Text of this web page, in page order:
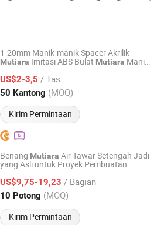
1-20mm Manik-manik Spacer Akrilik
Mutiara Imitasi ABS Bulat Mutiara Manik
Pakaian Aksesori Perhiasan
US$2-3,5 / Tas
50 Kantong (MOQ)
Kirim Permintaan
Limited
Harga mulai 2010
Benang Mutiara Air Tawar Setengah Jadi
yang Asli untuk Proyek Pembuatan
US$9,75-19,23 / Bagian
10 Potong (MOQ)
Kirim Permintaan
EXPORT CO., LTD.
Harga mulai 2025